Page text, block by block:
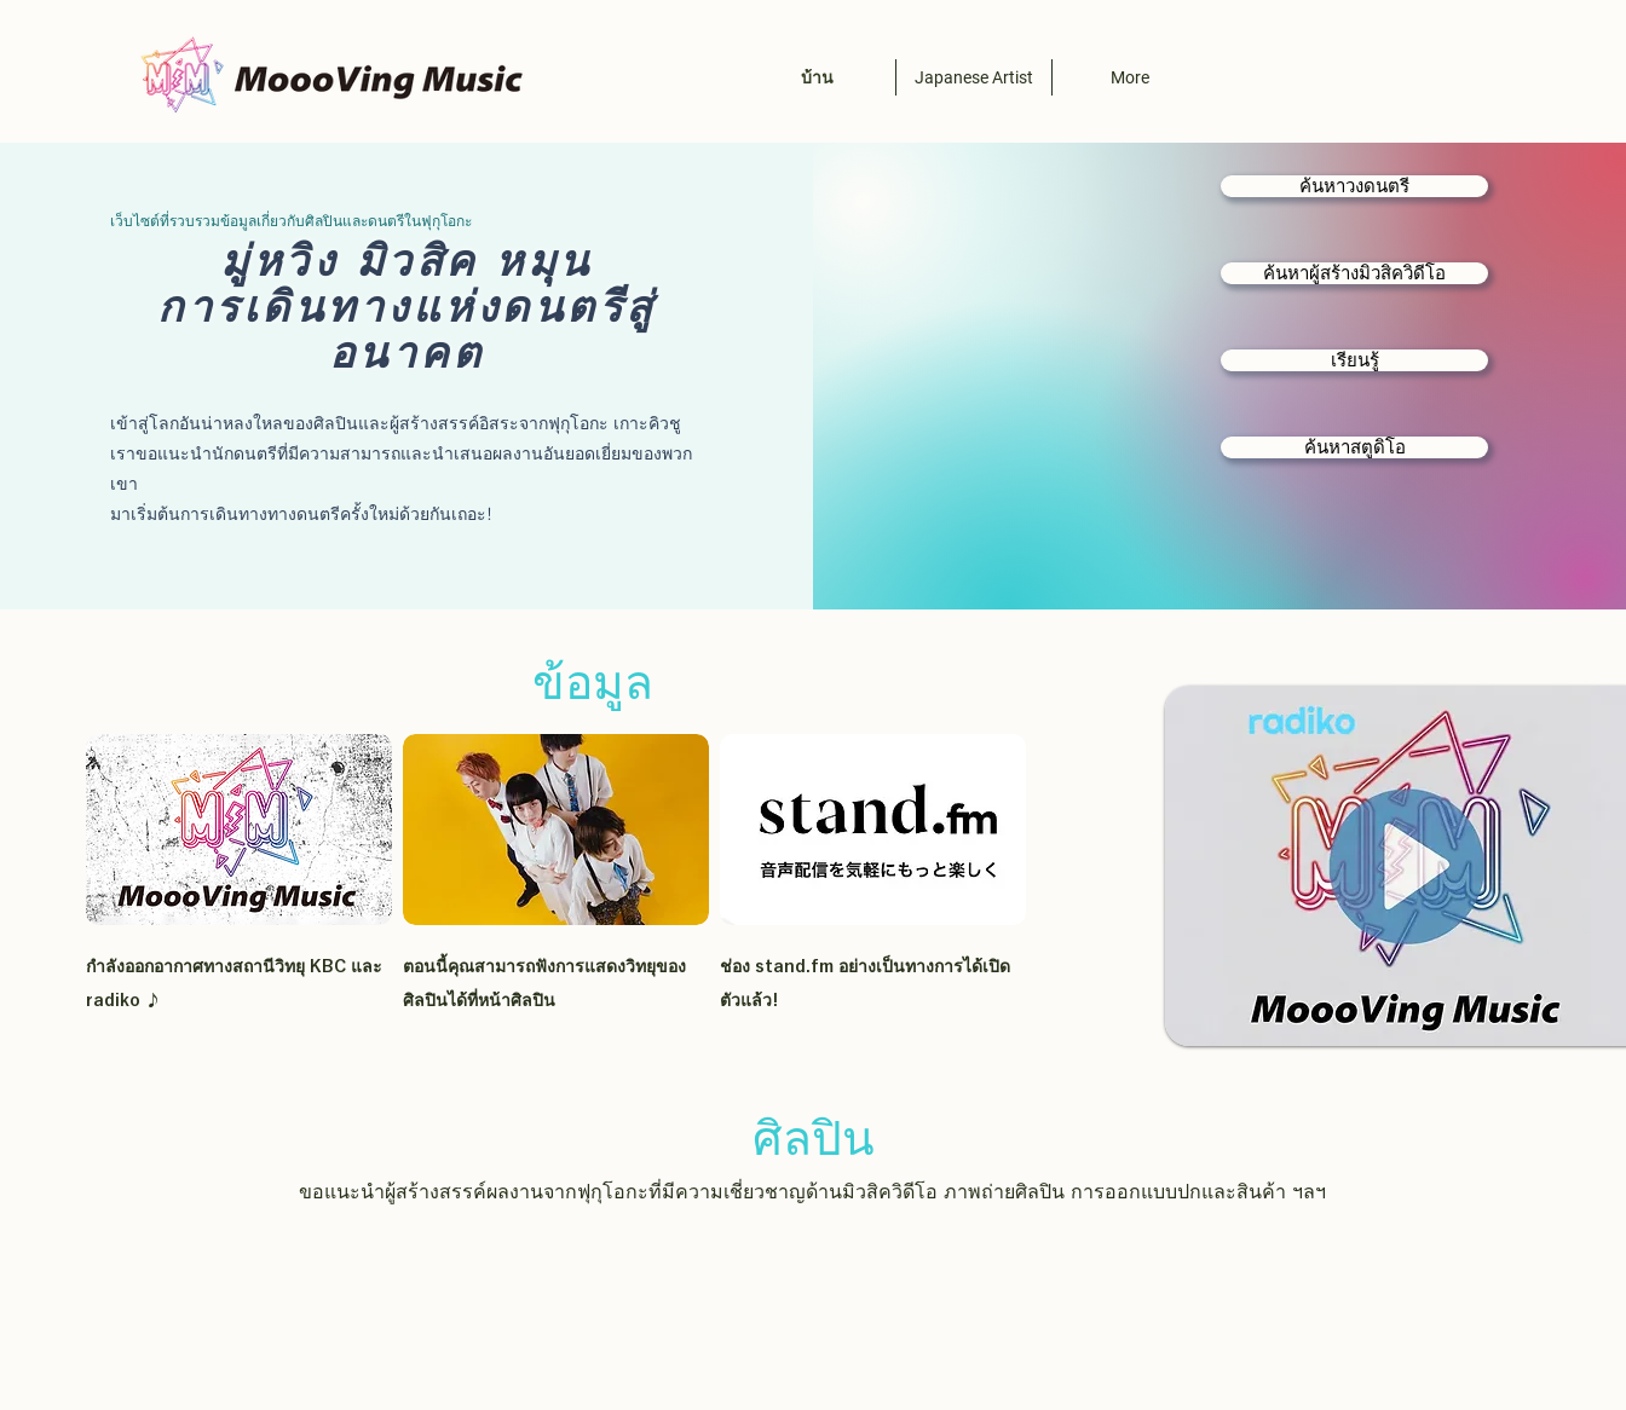
บ้าน Japanese Artist More
เว็บไซต์ที่รวบรวมข้อมูลเกี่ยวกับศิลปินและดนตรีในฟุกุโอกะ
มู่หวิง มิวสิค หมุน
การเดินทางแห่งดนตรีสู่
อนาคต
เข้าสู่โลกอันน่าหลงใหลของศิลปินและผู้สร้างสรรค์อิสระจากฟุกุโอกะ เกาะคิวชู
เราขอแนะนำนักดนตรีที่มีความสามารถและนำเสนอผลงานอันยอดเยี่ยมของพวก
เขา
มาเริ่มต้นการเดินทางทางดนตรีครั้งใหม่ด้วยกันเถอะ!
ค้นหาวงดนตรี
ค้นหาผู้สร้างมิวสิควิดีโอ
เรียนรู้
ค้นหาสตูดิโอ
ข้อมูล
กำลังออกอากาศทางสถานีวิทยุ KBC และ
radiko ♪
ตอนนี้คุณสามารถฟังการแสดงวิทยุของ
ศิลปินได้ที่หน้าศิลปิน
ช่อง stand.fm อย่างเป็นทางการได้เปิด
ตัวแล้ว!
ศิลปิน
ขอแนะนำผู้สร้างสรรค์ผลงานจากฟุกุโอกะที่มีความเชี่ยวชาญด้านมิวสิควิดีโอ ภาพถ่ายศิลปิน การออกแบบปกและสินค้า ฯลฯ